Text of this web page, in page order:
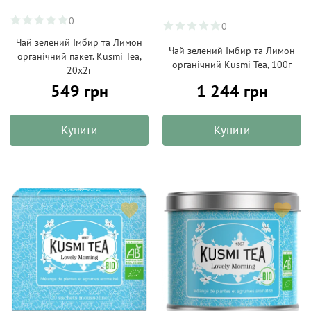
0
Чай зелений Імбир та Лимон
органічний пакет. Kusmi Tea,
20х2г
549 грн
Купити
0
Чай зелений Імбир та Лимон
органічний Kusmi Tea, 100г
1 244 грн
Купити